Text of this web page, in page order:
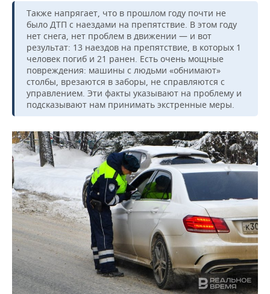
Также напрягает, что в прошлом году почти не
было ДТП с наездами на препятствие. В этом году
нет снега, нет проблем в движении — и вот
результат: 13 наездов на препятствие, в которых 1
человек погиб и 21 ранен. Есть очень мощные
повреждения: машины с людьми «обнимают»
столбы, врезаются в заборы, не справляются с
управлением. Эти факты указывают на проблему и
подсказывают нам принимать экстренные меры.